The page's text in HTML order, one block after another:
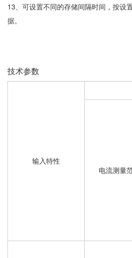
13、可设置不同的存储间隔时间，按设
据。
技术参数
输入特性
电流测量